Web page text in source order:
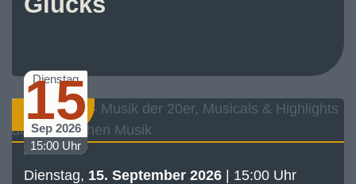
Konzert
Dienstag
15
Sep 2026
15:00 Uhr
Dienstag, 15. September 2026 | 15:00 Uhr